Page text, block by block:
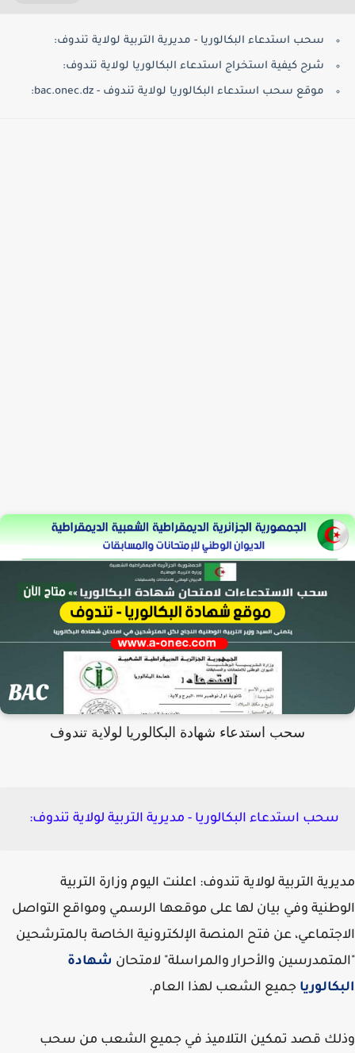
سحب استدعاء البكالوريا - مديرية التربية لولاية تندوف:
شرح كيفية استخراج استدعاء البكالوريا لولاية تندوف:
موقع سحب استدعاء البكالوريا لولاية تندوف - bac.onec.dz:
سحب استدعاء شهادة البكالوريا لولاية تندوف
سحب استدعاء البكالوريا - مديرية التربية لولاية تندوف:
التربية لولاية تندوف: اعلنت اليوموزارة التربية
وفي بيان لها على موقعها الرسمي ومواقع التواصل
عن فتح المنصة الإلكترونية الخاصة بالمترشحين
والأحرار والمراسلة" لامتحانشهادة
جميع الشعب لهذا العام.
قصد تمكين التلاميذ في جميع الشعب من سحب